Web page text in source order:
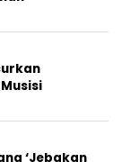
‘Jebakan